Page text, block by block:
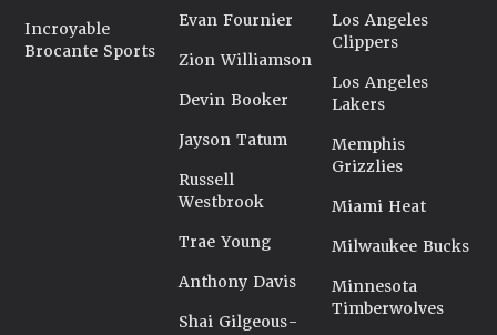
Incroyable
Brocante Sports
Evan Fournier
Zion Williamson
Devin Booker
Jayson Tatum
Russell
Westbrook
Trae Young
Anthony Davis
Shai Gilgeous-
Los Angeles
Clippers
Los Angeles
Lakers
Memphis
Grizzlies
Miami Heat
Milwaukee Bucks
Minnesota
Timberwolves